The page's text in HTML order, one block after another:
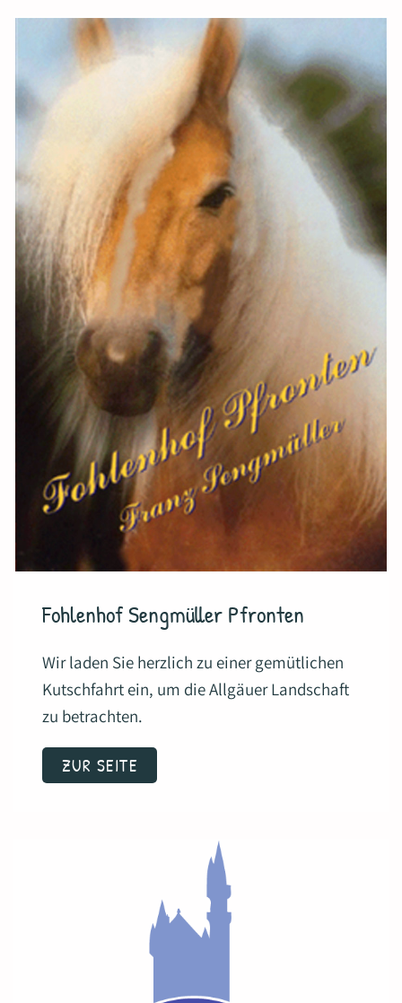
Fohlenhof Sengmüller Pfronten
Wir laden Sie herzlich zu einer gemütlichen
Kutschfahrt ein, um die Allgäuer Landschaft
zu betrachten.
ZUR SEITE